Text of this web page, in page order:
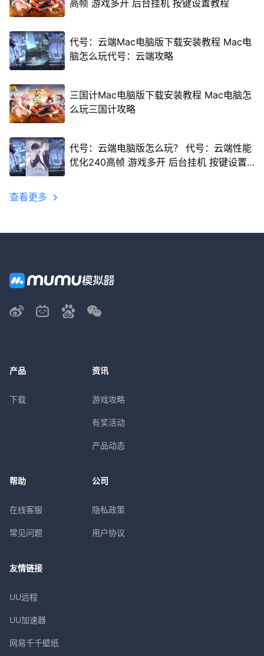
高帧 游戏多开 后台挂机 按键设置教程
代号：云端Mac电脑版下载安装教程 Mac电
脑怎么玩代号：云端攻略
三国计Mac电脑版下载安装教程 Mac电脑怎
么玩三国计攻略
代号：云端电脑版怎么玩？ 代号：云端性能
优化240高帧 游戏多开 后台挂机 按键设置
查看更多
产品
下载
资讯
游戏攻略
有奖活动
产品动态
帮助
在线客服
常见问题
公司
隐私政策
用户协议
友情链接
UU远程
UU加速器
网易千千壁纸